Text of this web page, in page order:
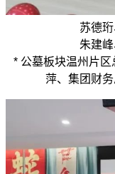
苏德
朱建
* 公墓板块温州片
萍、集团财